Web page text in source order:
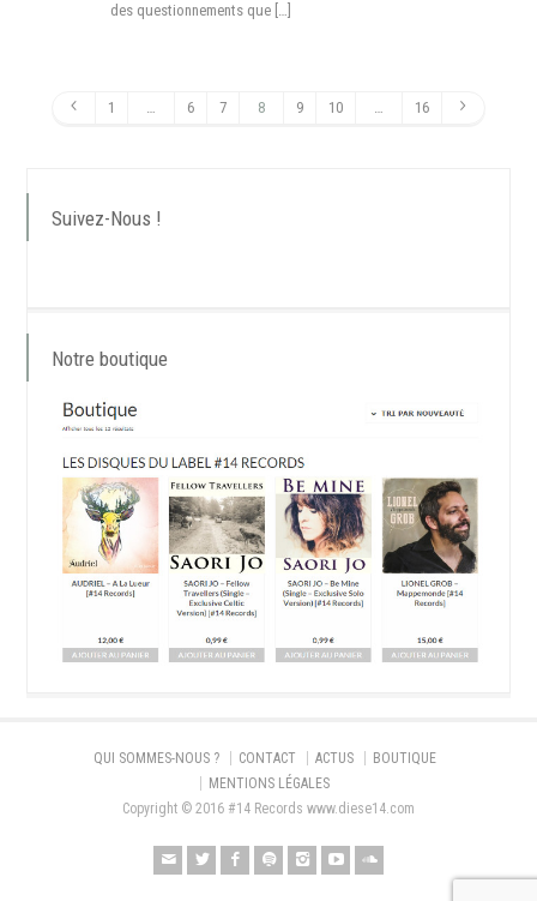
des questionnements que […]
1 … 6 7 8 9 10 … 16
Suivez-Nous !
Notre boutique
QUI SOMMES-NOUS ? CONTACT ACTUS
BOUTIQUE
MENTIONS LÉGALES
Copyright © 2016 #14 Records www.diese14.com